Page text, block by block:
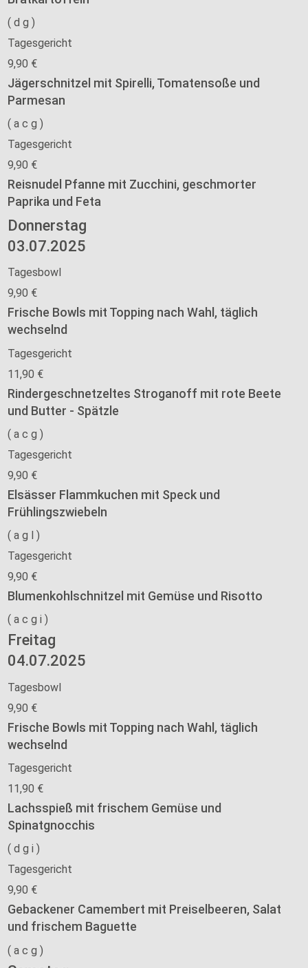
(d g )
Tagesgericht
9,90 €
Jägerschnitzel mit Spirelli, Tomatensoße und
Parmesan
(a c g )
Tagesgericht
9,90 €
Reisnudel Pfanne mit Zucchini, geschmorter
Paprika und Feta
Donnerstag
03.07.2025
Tagesbowl
9,90 €
Frische Bowls mit Topping nach Wahl, täglich
wechselnd
Tagesgericht
11,90 €
Rindergeschnetzeltes Stroganoff mit rote Beete
und Butter - Spätzle
(a c g )
Tagesgericht
9,90 €
Elsässer Flammkuchen mit Speck und
Frühlingszwiebeln
(a g l )
Tagesgericht
9,90 €
Blumenkohlschnitzel mit Gemüse und Risotto
(a c g i )
Freitag
04.07.2025
Tagesbowl
9,90 €
Frische Bowls mit Topping nach Wahl, täglich
wechselnd
Tagesgericht
11,90 €
Lachsspieß mit frischem Gemüse und
Spinatgnocchis
(d g i )
Tagesgericht
9,90 €
Gebackener Camembert mit Preiselbeeren, Salat
und frischem Baguette
(a c g )